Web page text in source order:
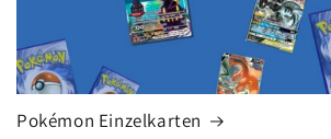
Pokémon Einzelkarten